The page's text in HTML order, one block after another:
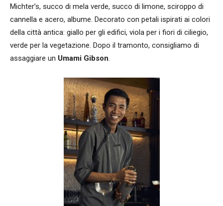
Michter’s, succo di mela verde, succo di limone, sciroppo di
cannella e acero, albume. Decorato con petali ispirati ai colori
della città antica: giallo per gli edifici, viola per i fiori di ciliegio,
verde per la vegetazione. Dopo il tramonto, consigliamo di
assaggiare un Umami Gibson.